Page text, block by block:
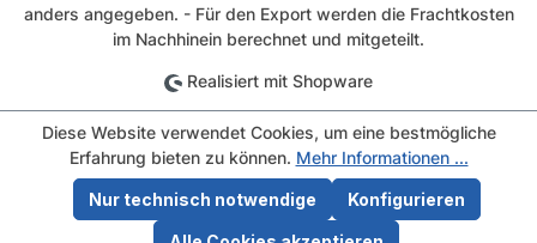
anders angegeben. - Für den Export werden die Frachtkosten
im Nachhinein berechnet und mitgeteilt.
Realisiert mit Shopware
Diese Website verwendet Cookies, um eine bestmögliche
Erfahrung bieten zu können. Mehr Informationen ...
Nur technisch notwendige Konfigurieren